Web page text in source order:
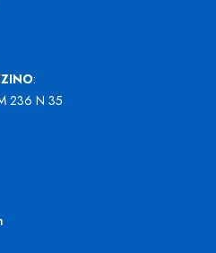
:
236 N 35